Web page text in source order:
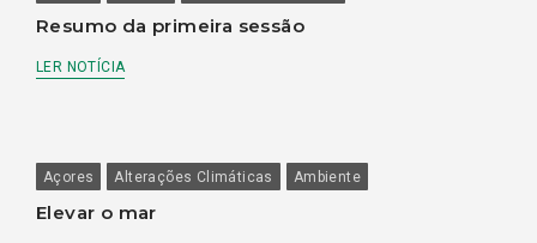
Resumo da primeira sessão
LER NOTÍCIA
Açores Alterações Climáticas Ambiente
Elevar o mar